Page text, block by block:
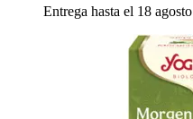
Entrega hasta el 18 agosto